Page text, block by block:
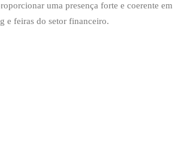
uma presença forte e coerente em
e feiras do setor financeiro.